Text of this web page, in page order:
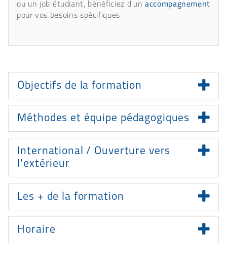
ou un job étudiant, bénéficiez d'unaccompagnement
pour vos besoins spécifiques
Présentation
Objectifs de la formation
Méthodes et équipe pédagogiques
International / Ouverture vers
l'extérieur
Les + de la formation
Horaire